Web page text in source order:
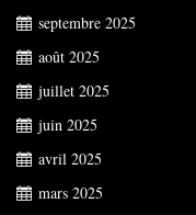
septembre 2025
août 2025
juillet 2025
juin 2025
avril 2025
mars 2025